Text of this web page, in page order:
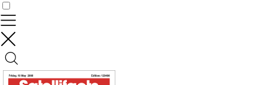
Contrôler vos données